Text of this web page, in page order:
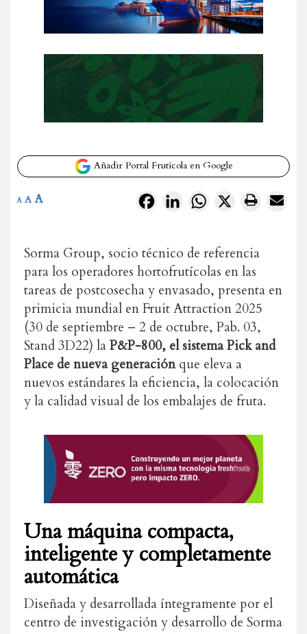
Añadir Portal Frutícola en Google
FacebookLinkedInWhatsApp
X
A A A
Sorma Group, socio técnico de referencia
para los operadores hortofrutícolas en las
tareas de postcosecha y envasado, presenta en
primicia mundial en Fruit Attraction 2025
(30 de septiembre – 2 de octubre, Pab. 03,
Stand 3D22) laP&P-800, el sistema Pick and
Place de nueva generaciónque eleva a
nuevos estándares la eficiencia, la colocación
y la calidad visual de los embalajes de fruta.
Una máquina compacta,
inteligente y completamente
automática
Diseñada y desarrollada íntegramente por el
centro de investigación y desarrollo de Sorma